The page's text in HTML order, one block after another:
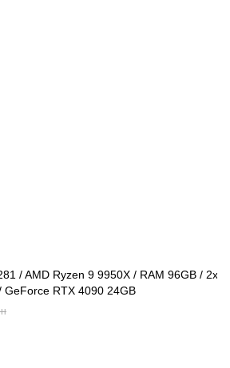
/ AMD Ryzen 9 9950X / RAM 96GB / 2x
SSD 2 TB / HDD 2 TB / GeForce RTX 4090 24GB